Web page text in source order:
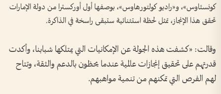
كونسثاوس»، و«راديو كولتورهاوس»، بوصفها أول أوركسترا من دولة الإمارات
تحقق هذا الإنجاز، تمثل لحظة استثنائية ستبقى راسخة في الذاكرة.
وقالت: «كشفت هذه الجولة عن الإمكانيات التي يمتلكها شبابنا، وأكدت
قدرتهم على تحقيق إنجازات عالمية عندما يحظون بالدعم والثقة، وتتاح
لهم الفرص التي تمكنهم من تنمية مواهبهم.